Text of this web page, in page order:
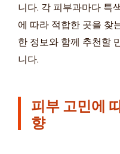
니다. 각 피부과마다 특
에 따라 적합한 곳을 찾
한 정보와 함께 추천할
니다.
피부 고민에
향